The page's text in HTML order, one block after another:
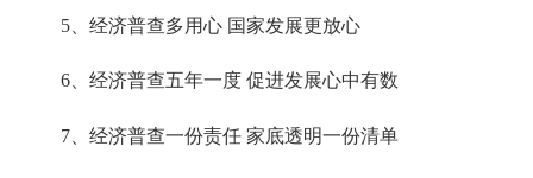
5、经济普查多用心 国家发展更放心
6、经济普查五年一度 促进发展心中有数
7、经济普查一份责任 家底透明一份清单